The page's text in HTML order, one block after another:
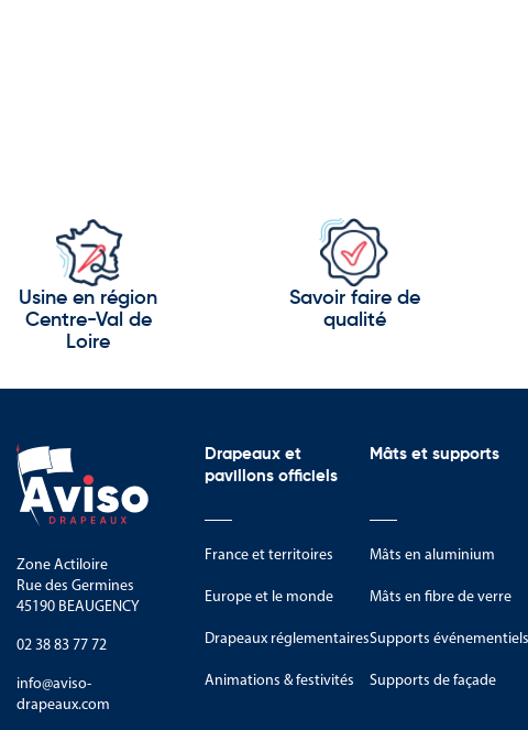
Les plages tropicales
Les montagnes verdoyantes
Les cascades naturelles
Le pays est reconnu pour ses savoir-
Les symboles de la Jamaïque
Usine en région
Centre-Val de
Loire
Savoir faire de
qualité
Zone Actiloire
Rue des Germines
45190 BEAUGENCY
02 38 83 77 72
info@aviso-
drapeaux.com
Drapeaux et
pavillons officiels
France et territoires
Europe et le monde
Drapeaux réglementaires
Animations & festivités
Mâts et supports
Mâts en aluminium
Mâts en fibre de verre
Supports événementiels
Supports de façade